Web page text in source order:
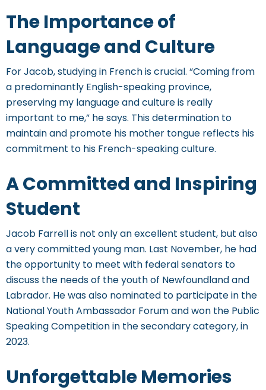
The Importance of
Language and Culture
For Jacob, studying in French is crucial. “Coming from
a predominantly English-speaking province,
preserving my language and culture is really
important to me,” he says. This determination to
maintain and promote his mother tongue reflects his
commitment to his French-speaking culture.
A Committed and Inspiring
Student
Jacob Farrell is not only an excellent student, but also
a very committed young man. Last November, he had
the opportunity to meet with federal senators to
discuss the needs of the youth of Newfoundland and
Labrador. He was also nominated to participate in the
National Youth Ambassador Forum and won the Public
Speaking Competition in the secondary category, in
2023.
Unforgettable Memories